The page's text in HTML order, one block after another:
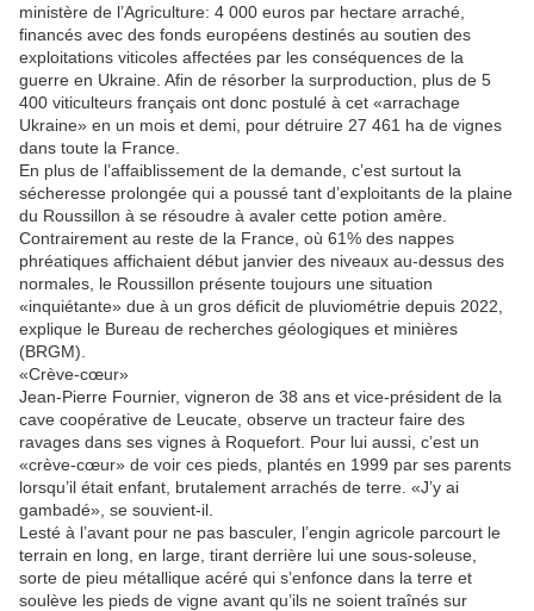
ministère de l’Agriculture: 4 000 euros par hectare arraché,
financés avec des fonds européens destinés au soutien des
exploitations viticoles affectées par les conséquences de la
guerre en Ukraine. Afin de résorber la surproduction, plus de 5
400 viticulteurs français ont donc postulé à cet «arrachage
Ukraine» en un mois et demi, pour détruire 27 461 ha de vignes
dans toute la France.
En plus de l’affaiblissement de la demande, c’est surtout la
sécheresse prolongée qui a poussé tant d’exploitants de la plaine
du Roussillon à se résoudre à avaler cette potion amère.
Contrairement au reste de la France, où 61% des nappes
phréatiques affichaient début janvier des niveaux au-dessus des
normales, le Roussillon présente toujours une situation
«inquiétante» due à un gros déficit de pluviométrie depuis 2022,
explique le Bureau de recherches géologiques et minières
(BRGM).
«Crève-cœur»
Jean-Pierre Fournier, vigneron de 38 ans et vice-président de la
cave coopérative de Leucate, observe un tracteur faire des
ravages dans ses vignes à Roquefort. Pour lui aussi, c’est un
«crève-cœur» de voir ces pieds, plantés en 1999 par ses parents
lorsqu’il était enfant, brutalement arrachés de terre. «J’y ai
gambadé», se souvient-il.
Lesté à l’avant pour ne pas basculer, l’engin agricole parcourt le
terrain en long, en large, tirant derrière lui une sous-soleuse,
sorte de pieu métallique acéré qui s’enfonce dans la terre et
soulève les pieds de vigne avant qu’ils ne soient traînés sur